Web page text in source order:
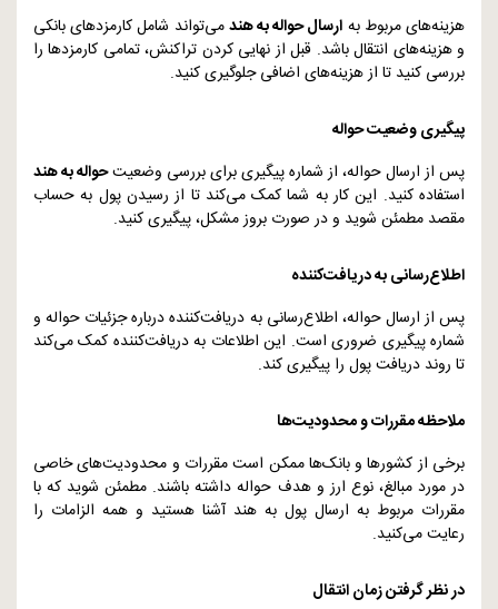
هزینه‌های مربوط به ارسال حواله به هندمی‌تواند شامل کارمزدهای بانکی
و هزینه‌های انتقال باشد. قبل از نهایی کردن تراکنش، تمامی کارمزدها را
بررسی کنید تا از هزینه‌های اضافی جلوگیری کنید.
پیگیری وضعیت حواله
پس از ارسال حواله، از شماره پیگیری برای بررسی وضعیتحواله به هند
استفاده کنید. این کار به شما کمک می‌کند تا از رسیدن پول به حساب
مقصد مطمئن شوید و در صورت بروز مشکل، پیگیری کنید.
اطلاع‌رسانی به دریافت‌کننده
پس از ارسال حواله، اطلاع‌رسانی به دریافت‌کننده درباره جزئیات حواله و
شماره پیگیری ضروری است. این اطلاعات به دریافت‌کننده کمک می‌کند
تا روند دریافت پول را پیگیری کند.
ملاحظه مقررات و محدودیت‌ها
برخی از کشورها و بانک‌ها ممکن است مقررات و محدودیت‌های خاصی
در مورد مبالغ، نوع ارز و هدف حواله داشته باشند. مطمئن شوید که با
مقررات مربوط به ارسال پول به هند آشنا هستید و همه الزامات را
رعایت می‌کنید.
در نظر گرفتن زمان انتقال